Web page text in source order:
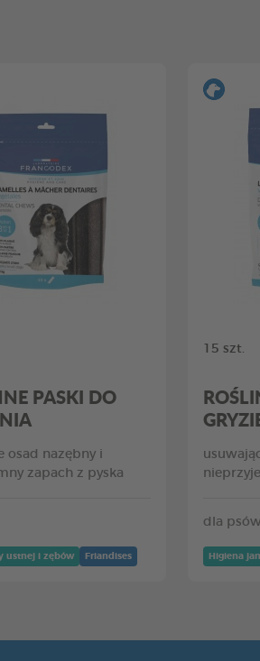
PASKI DO
osad nazębny i
zapach z pyska
ustnej i zębów Friandises
15 szt.
dla psów
Higiena